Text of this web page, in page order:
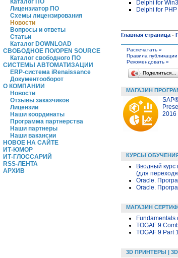
Каталог ПО
Лицензиатор ПО
Схемы лицензирования
Новости
Вопросы и ответы
Статьи
Каталог DOWNLOAD
СВОБОДНОЕ ПО/OPEN SOURCE
Каталог свободного ПО
СИСТЕМЫ АВТОМАТИЗАЦИИ
ERP-система iRenaissance
Документооборот
О КОМПАНИИ
Новости
Отзывы заказчиков
Лицензии
Наши координаты
Программа партнерства
Наши партнеры
Наши вакансии
НОВОЕ НА САЙТЕ
ИТ-ЮМОР
ИТ-ГЛОССАРИЙ
RSS-ЛЕНТА
АРХИВ
Delphi for
Delphi for PHP
Главная страница -
Распечатать »
Правила публикации
Рекомендовать »
Поделиться…
МАГАЗИН
2016
КУРСЫ
Вводный
(для
Oracle.
Oracle.
МАГАЗИН
Fundamentals
TOGAF 9
TOGAF 9 Part
3D ПРИНТЕРЫ |